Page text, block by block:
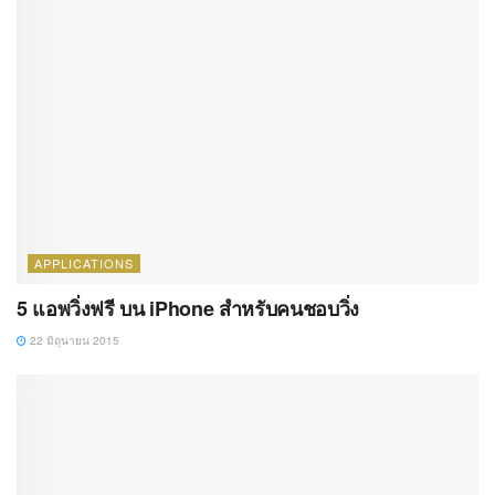
APPLICATIONS
5 แอพวิ่งฟรี บน iPhone สำหรับคนชอบวิ่ง
22 มิถุนายน 2015